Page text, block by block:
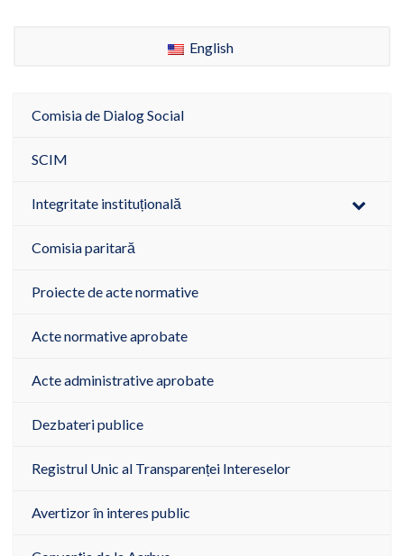
English
Comisia de Dialog Social
SCIM
Integritate instituțională
Comisia paritară
Proiecte de acte normative
Acte normative aprobate
Acte administrative aprobate
Dezbateri publice
Registrul Unic al Transparenței Intereselor
Avertizor în interes public